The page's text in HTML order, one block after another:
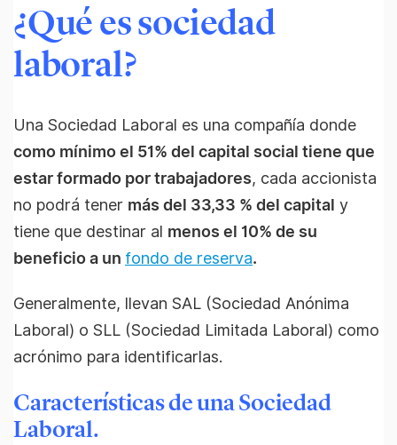
¿Qué es sociedad
laboral?
Una Sociedad Laboral es una compañía donde
como mínimo el 51% del capital social tiene que
estar formado por trabajadores, cada accionista
no podrá tener más del 33,33 % del capital y
tiene que destinar al menos el 10% de su
beneficio a un fondo de reserva.
Generalmente, llevan SAL (Sociedad Anónima
Laboral) o SLL (Sociedad Limitada Laboral) como
acrónimo para identificarlas.
Características de una Sociedad
Laboral.